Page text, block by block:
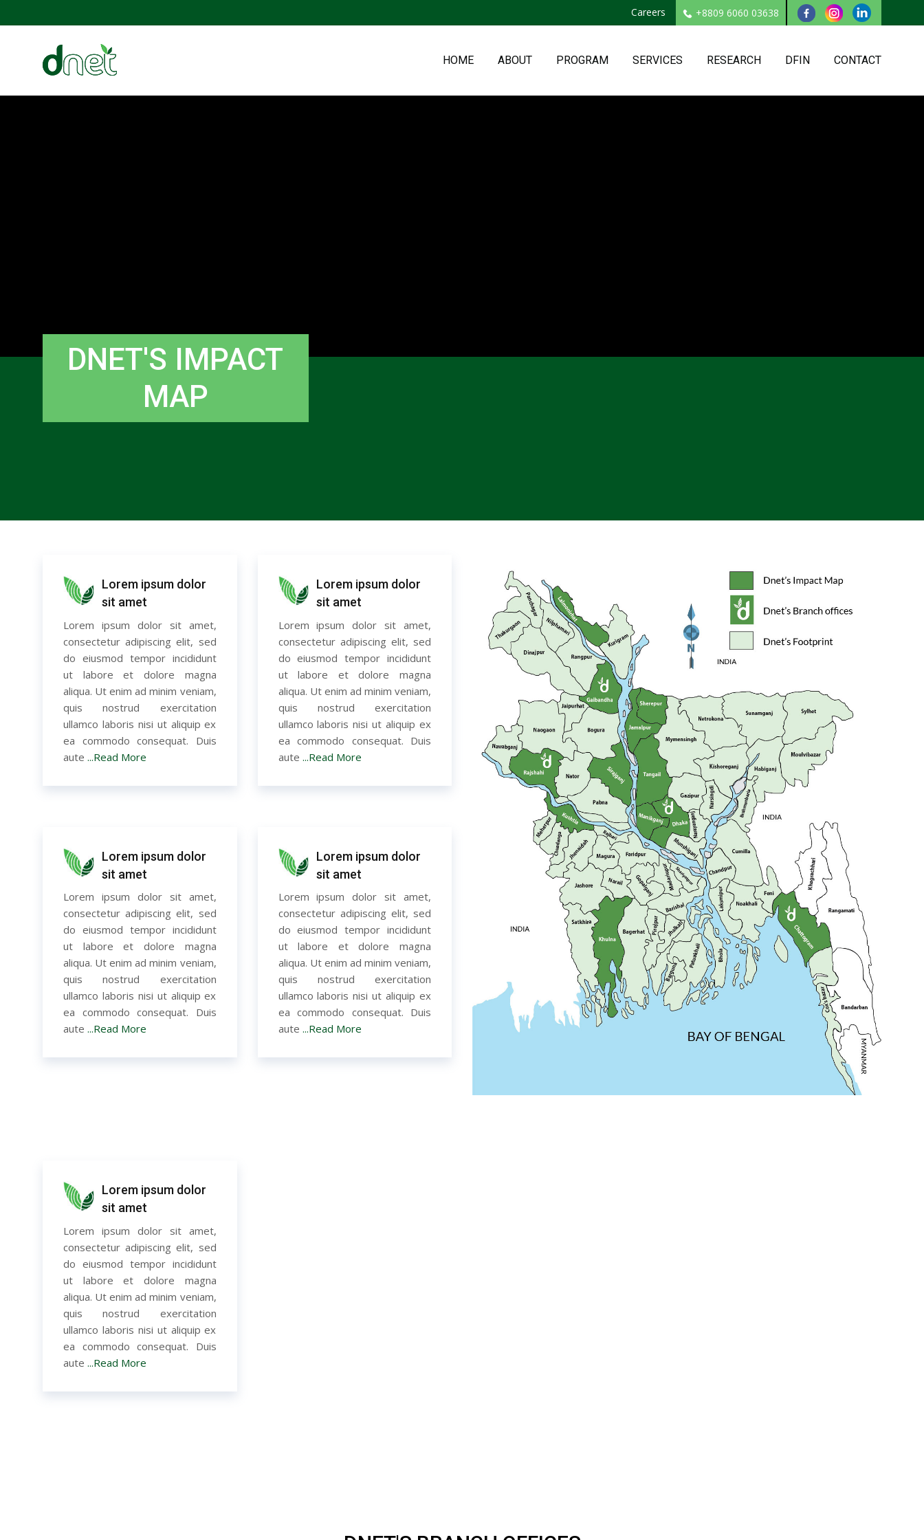
Careers +8809 6060 03638
HOME ABOUT PROGRAM SERVICES RESEARCH DFIN CONTACT
DNET'S IMPACT
MAP
Lorem ipsum dolor
sit amet
Lorem ipsum dolor sit amet,
consectetur adipiscing elit, sed
do eiusmod tempor incididunt
ut labore et dolore magna
aliqua. Ut enim ad minim veniam,
quis nostrud exercitation
ullamco laboris nisi ut aliquip ex
ea commodo consequat. Duis
aute ...Read More
Lorem ipsum dolor
sit amet
Lorem ipsum dolor sit amet,
consectetur adipiscing elit, sed
do eiusmod tempor incididunt
ut labore et dolore magna
aliqua. Ut enim ad minim veniam,
quis nostrud exercitation
ullamco laboris nisi ut aliquip ex
ea commodo consequat. Duis
aute ...Read More
Lorem ipsum dolor
sit amet
Lorem ipsum dolor sit amet,
consectetur adipiscing elit, sed
do eiusmod tempor incididunt
ut labore et dolore magna
aliqua. Ut enim ad minim veniam,
quis nostrud exercitation
ullamco laboris nisi ut aliquip ex
ea commodo consequat. Duis
aute ...Read More
Lorem ipsum dolor
sit amet
Lorem ipsum dolor sit amet,
consectetur adipiscing elit, sed
do eiusmod tempor incididunt
ut labore et dolore magna
aliqua. Ut enim ad minim veniam,
quis nostrud exercitation
ullamco laboris nisi ut aliquip ex
ea commodo consequat. Duis
aute ...Read More
Lorem ipsum dolor
sit amet
Lorem ipsum dolor sit amet,
consectetur adipiscing elit, sed
do eiusmod tempor incididunt
ut labore et dolore magna
aliqua. Ut enim ad minim veniam,
quis nostrud exercitation
ullamco laboris nisi ut aliquip ex
ea commodo consequat. Duis
aute ...Read More